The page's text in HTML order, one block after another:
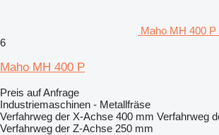
Maho MH 400
6
Maho MH 400 P
Preis auf Anfrage
Industriemaschinen - Metallfräse
Verfahrweg der X-Achse 400 mm Verfahrweg
Verfahrweg der Z-Achse 250 mm